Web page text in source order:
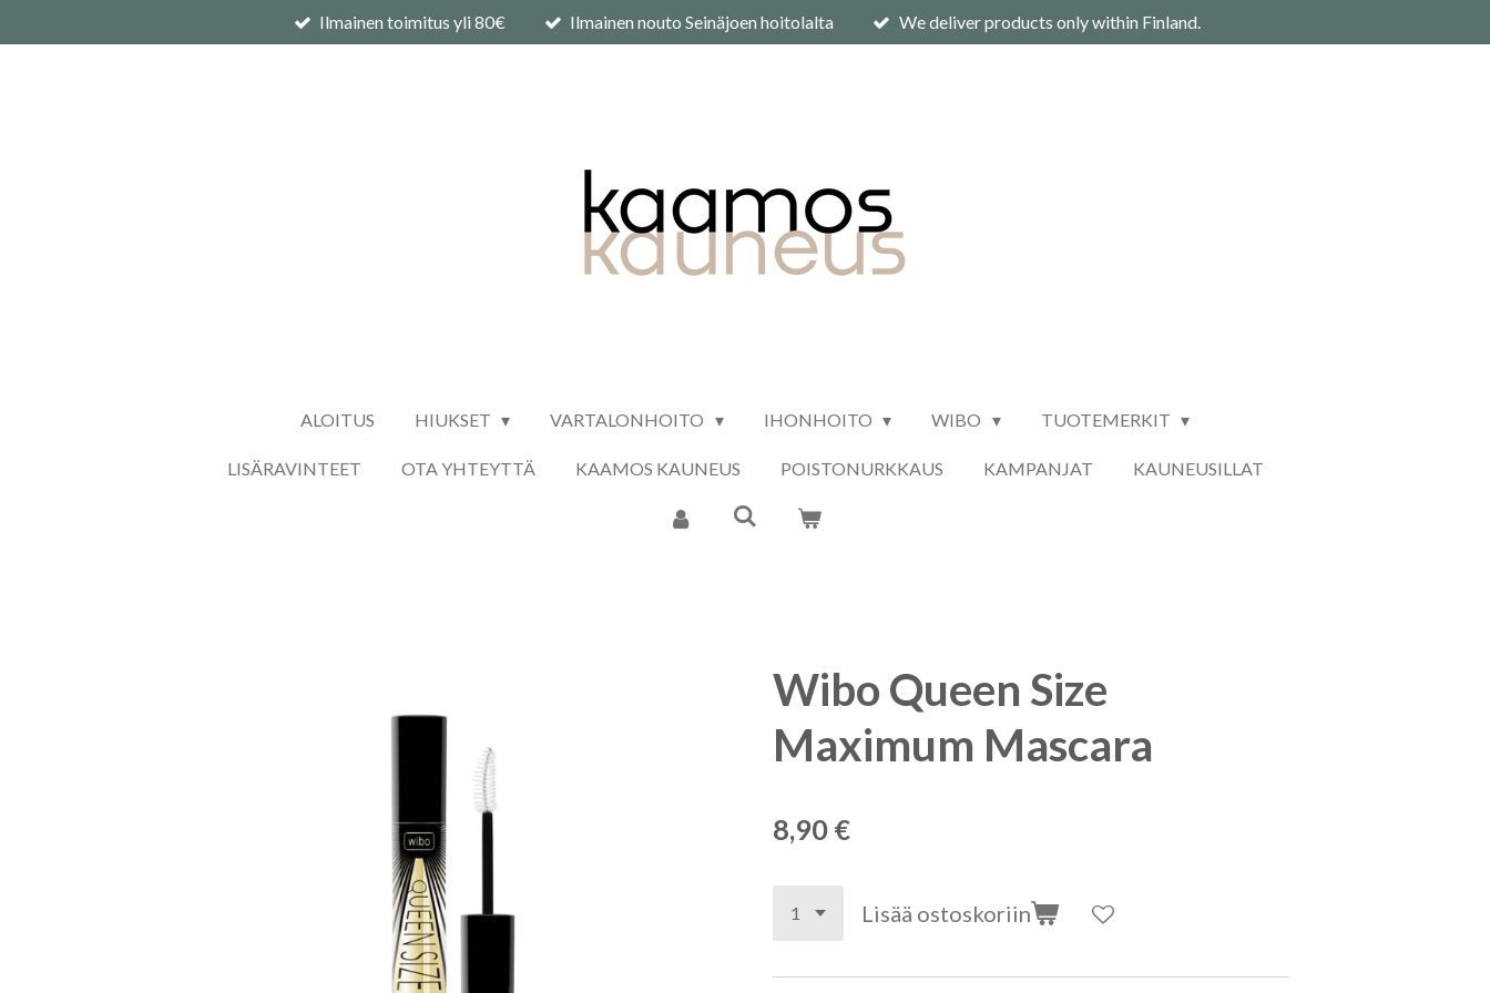
pääsisältöön
Ilmainen toimitus yli 80€ Ilmainen nouto Seinäjoen hoitolalta We deliver products only within Finland.
ALOITUS HIUKSET VARTALONHOITO IHONHOITO WIBO TUOTEMERKIT
LISÄRAVINTEET OTA YHTEYTTÄ KAAMOS KAUNEUS POISTONURKKAUS KAMPANJAT KAUNEUSILLAT
Wibo Queen Size
Maximum Mascara
8,90 €
Lisää ostoskoriin